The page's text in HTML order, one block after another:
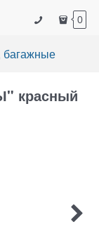
0
багажные
красный